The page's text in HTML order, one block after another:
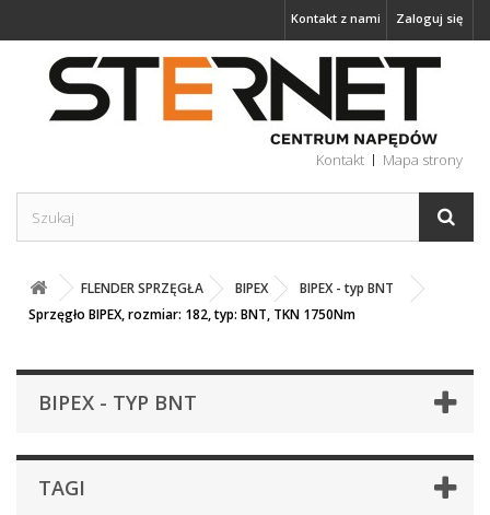
Zaloguj się
Kontakt z nami
Kontakt Mapa strony
FLENDER SPRZĘGŁA BIPEX
BIPEX - typ BNT
Sprzęgło BIPEX, rozmiar: 182, typ: BNT, TKN 1750Nm
BIPEX - TYP BNT
TAGI